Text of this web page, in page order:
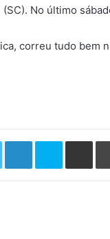
No último
correu tudo bem
Linkedin Skype